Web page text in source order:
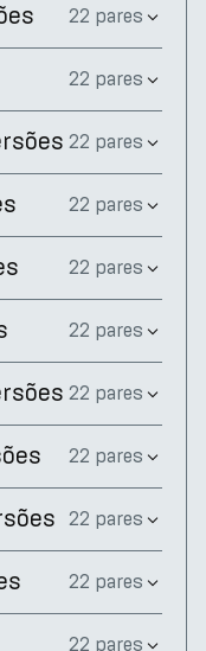
22 pares
22 pares
22 pares
22 pares
22 pares
22 pares
22 pares
22 pares
22 pares
22 pares
22 pares